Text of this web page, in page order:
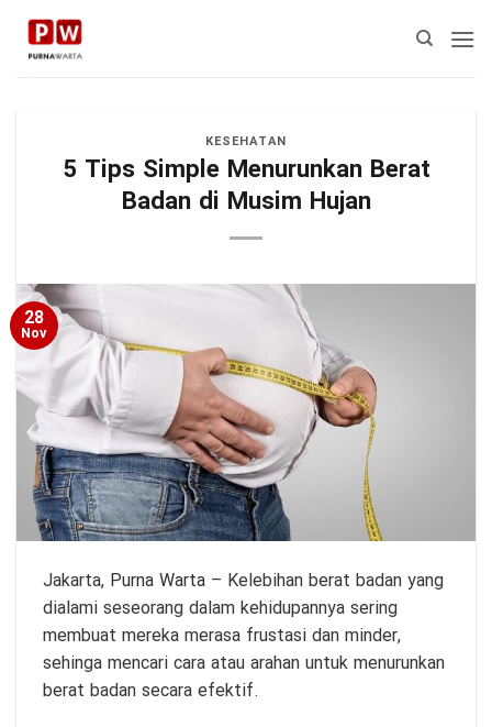
Skip
content
KESEHATAN
5 Tips Simple Menurunkan Berat
Badan di Musim Hujan
28
Nov
Jakarta, Purna Warta – Kelebihan berat badan yang
dialami seseorang dalam kehidupannya sering
membuat mereka merasa frustasi dan minder,
sehinga mencari cara atau arahan untuk menurunkan
berat badan secara efektif.